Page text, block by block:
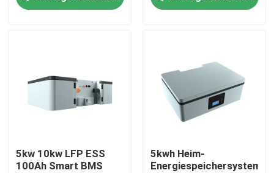
Qualitätskontrolle
Nachrichten
Batterie des Lithium-Ionlifepo4
5kw 10kw LFP ESS
100Ah Smart BMS
5kwh Heim-
Energiespeichersystem